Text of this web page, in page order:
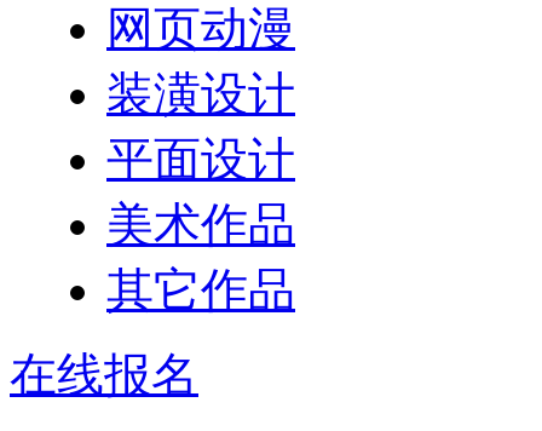
网页动漫
装潢设计
平面设计
美术作品
其它作品
在线报名